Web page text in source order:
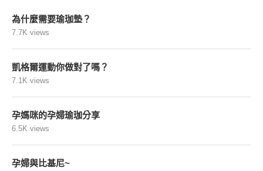
為什麼需要瑜珈墊？
7.7K views
凱格爾運動你做對了嗎？
7.1K views
孕媽咪的孕婦瑜珈分享
6.5K views
孕婦與比基尼~